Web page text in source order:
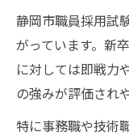
静岡市職員採用試
がっています。新
に対しては即戦力
の強みが評価され
特に事務職や技術